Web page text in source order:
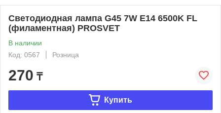
Светодиодная лампа G45 7W E14 6500K FL
(филаментная) PROSVET
В наличии
Код: 0567
Розница
270 ₸
Купить